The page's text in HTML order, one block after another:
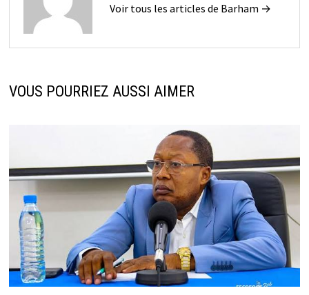
Voir tous les articles de Barham →
VOUS POURRIEZ AUSSI AIMER